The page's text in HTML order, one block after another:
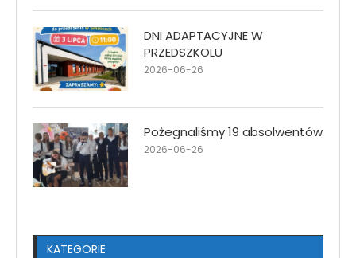
DNI ADAPTACYJNE W
PRZEDSZKOLU
2026-06-26
Pożegnaliśmy 19 absolwentów
2026-06-26
KATEGORIE